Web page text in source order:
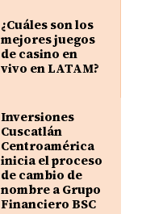
¿Cuáles son los
mejores juegos
de casino en
vivo en LATAM?
Inversiones
Cuscatlán
Centroamérica
inicia el proceso
de cambio de
nombre a Grupo
Financiero BSC